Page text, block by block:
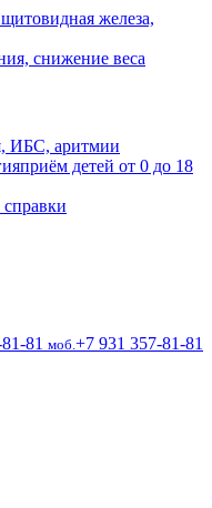
щитовидная железа,
снижение веса
ИБС, аритмии
приём детей от 0 до 18
моб. +7 931 357‑81‑81